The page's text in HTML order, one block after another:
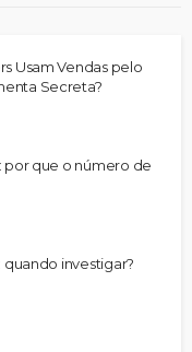
Usam Vendas pelo
Secreta?
que o número de
investigar?